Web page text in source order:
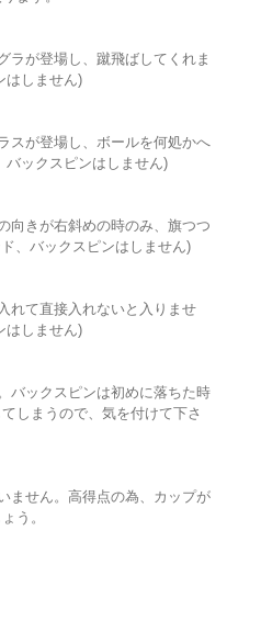
ラが登場し、蹴飛ばしてくれま
はしません)
スが登場し、ボールを何処かへ
バックスピンはしません)
向きが右斜めの時のみ、旗つつ
、バックスピンはしません)
れて直接入れないと入りませ
はしません)
バックスピンは初めに落ちた時
しまうので、気を付けて下さ
ません。高得点の為、カップが
う。